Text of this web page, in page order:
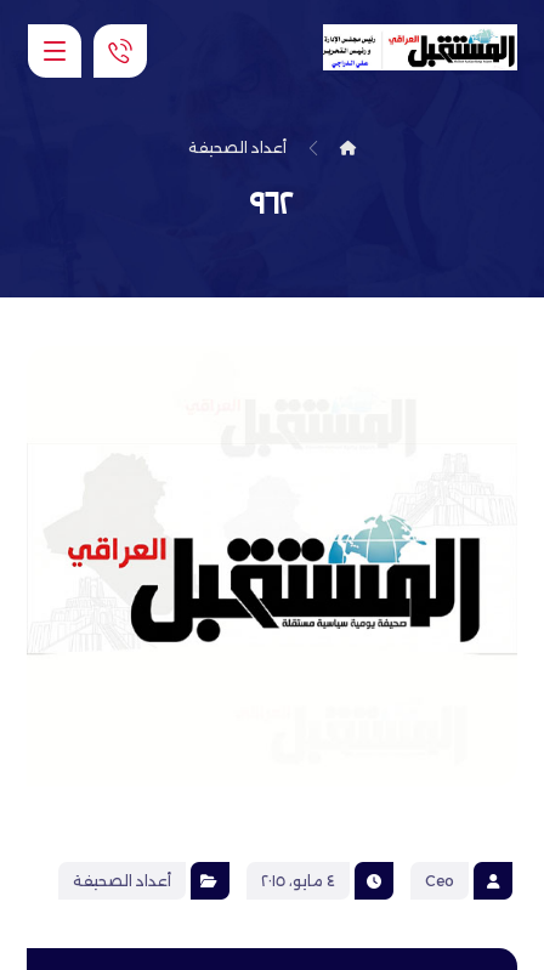
أعداد الصحيفة
٩٦٢
Ceo ٤ مايو، ٢٠١٥ أعداد الصحيفة